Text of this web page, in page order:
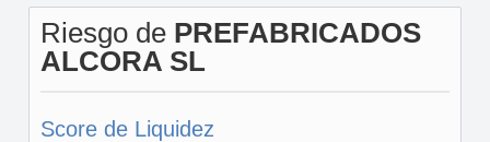
Riesgo de PREFABRICADOS
ALCORA SL
Score de Liquidez